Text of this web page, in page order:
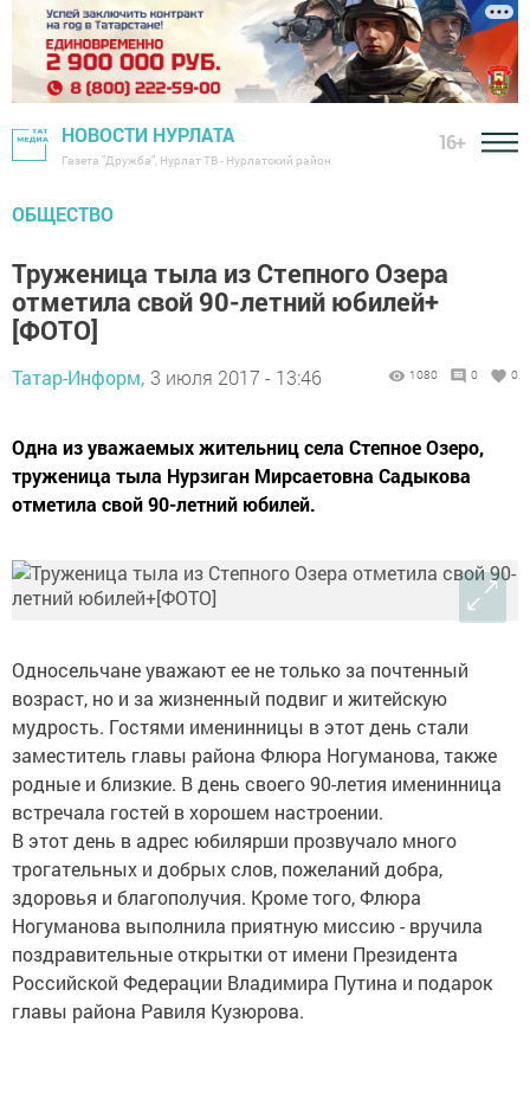
НОВОСТИ НУРЛАТА
Газета "Дружба", Нурлат ТВ - Нурлатский район
16+
ОБЩЕСТВО
Труженица тыла из Степного Озера
отметила свой 90-летний юбилей+
[ФОТО]
Татар-Информ, 3 июля 2017 - 13:46 1080 0 0
Одна из уважаемых жительниц села Степное Озеро,
труженица тыла Нурзиган Мирсаетовна Садыкова
отметила свой 90-летний юбилей.
Односельчане уважают ее не только за почтенный
возраст, но и за жизненный подвиг и житейскую
мудрость. Гостями именинницы в этот день стали
заместитель главы района Флюра Ногуманова, также
родные и близкие. В день своего 90-летия именинница
встречала гостей в хорошем настроении.
В этот день в адрес юбилярши прозвучало много
трогательных и добрых слов, пожеланий добра,
здоровья и благополучия. Кроме того, Флюра
Ногуманова выполнила приятную миссию - вручила
поздравительные открытки от имени Президента
Российской Федерации Владимира Путина и подарок
главы района Равиля Кузюрова.